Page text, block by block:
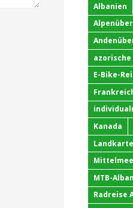
Albanien
azorische
E-Bike-
Kanada
MTB-
Radreise